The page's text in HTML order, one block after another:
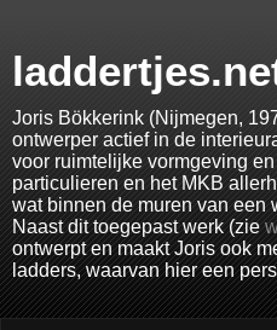
Joris Bökkerink (Nijmegen,
ontwerper actief in de
voor ruimtelijke vormgeving
particulieren en het MKB
wat binnen de muren van een
Naast dit toegepast werk (zie
ontwerpt en maakt Joris ook
ladders, waarvan hier een